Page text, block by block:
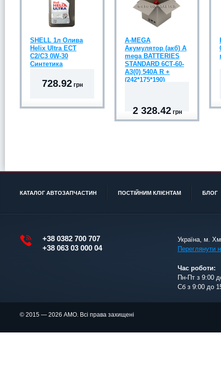
SHELL 1л Олива
Helix Ultra ECT
C2/C3 0W-30
Синтетика
728.92грн
A-MEGA
Акумулятор (акб) A
mega BATTERIES
STANDARD 6СТ-60-
АЗ(0) 540A R +
(242*175*190)
2 328.42 грн
КАТАЛОГ АВТОЗАПЧАСТИН ПОСТІЙНИМ КЛІЄНТАМ БЛОГ
+38 0382 700 707
+38 063 03 000 04
Україна, м.
Переглянути
Час роботи:
Пн-Пт з 9:00
Сб з 9:00 до
© 2015 — 2026 АМО. Всі права захищені